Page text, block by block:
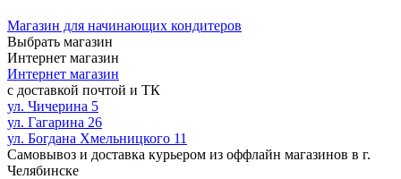
Магазин для начинающих кондитеров
Выбрать магазин
Интернет магазин
Интернет магазин
с доставкой почтой и ТК
ул. Чичерина 5
ул. Гагарина 26
ул. Богдана Хмельницкого 11
Самовывоз и доставка курьером из оффлайн магазинов в г.
Челябинске